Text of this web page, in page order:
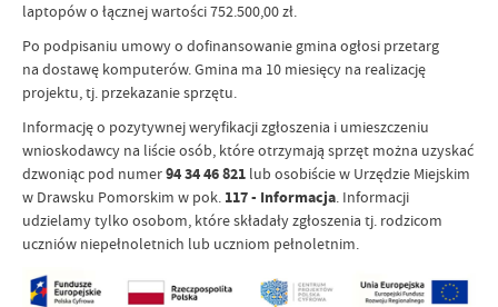
laptopów o łącznej wartości 752.500,00 zł.
Po podpisaniu umowy o dofinansowanie gmina ogłosi przetarg
na dostawę komputerów. Gmina ma 10 miesięcy na realizację
projektu, tj. przekazanie sprzętu.
Informację o pozytywnej weryfikacji zgłoszenia i umieszczeniu
wnioskodawcy na liście osób, które otrzymają sprzęt można uzyskać
dzwoniąc pod numer94 34 46 821 lub osobiście w Urzędzie Miejskim
w Drawsku Pomorskim w pok. 117 - Informacja. Informacji
udzielamy tylko osobom, które składały zgłoszenia tj. rodzicom
uczniów niepełnoletnich lub uczniom pełnoletnim.